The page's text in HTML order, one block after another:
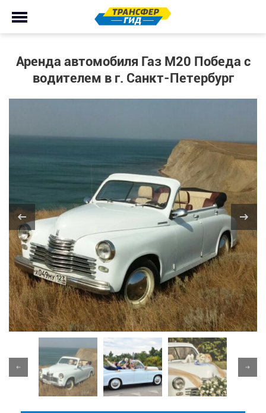
Аренда автомобиля Газ М20 Победа с
водителем в г. Санкт-Петербург